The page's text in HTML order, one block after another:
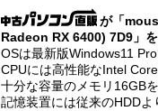
が「
Radeon RX 6400) 7D9」
OSは最新版Windows11 Pro
CPUには高性能なIntel
十分な容量のメモリ16GBを
記憶装置には従来のHDDよ